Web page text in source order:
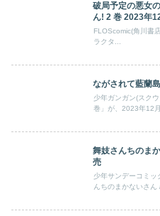
破局予定の悪女
ん! 2 巻 2023年
FLOScomic(角川書店)の「 漫画 甘夏みのり×仲島
ラクタ...
ながされて藍蘭
少年ガンガン(スク
巻」が、2023年12
舞妓さんちのま
売
少年サンデーコミッ
んちのまかないさん